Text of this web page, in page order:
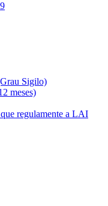
Sigilo)
meses)
regulamente a LAI